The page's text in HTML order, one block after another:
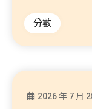
分數
2026 年 7 月